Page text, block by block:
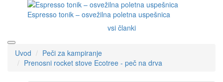
Espresso tonik – osvežilna poletna uspešnica
vsi članki
Uvod
Peči za kampiranje
Prenosni rocket stove Ecotree - peč na drva